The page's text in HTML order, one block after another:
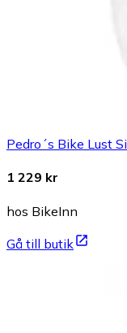
Pedro´s Bike Lust
1 229 kr
hos BikeInn
Gå till butik